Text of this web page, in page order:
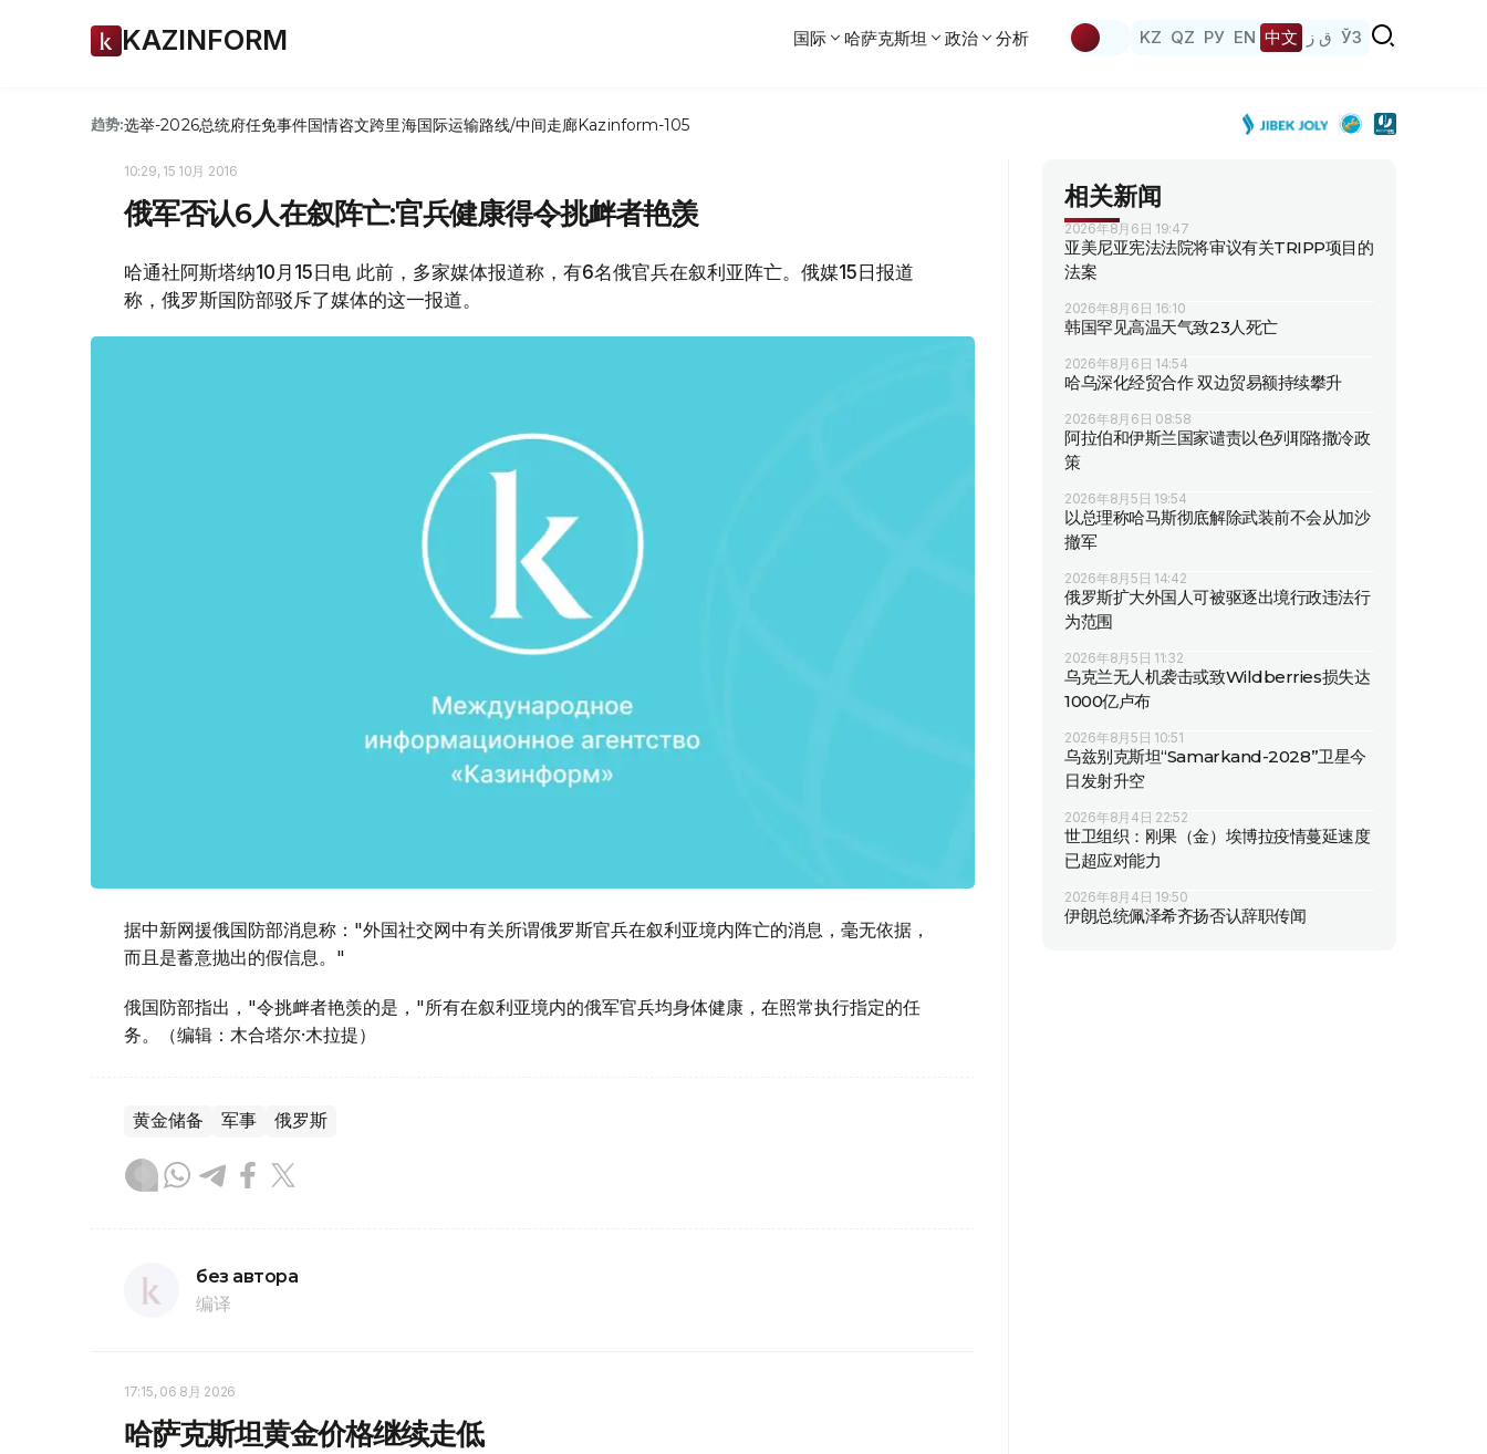
KAZINFORM 国际 哈萨克斯坦 政治 分析 KZ QZ РУ EN 中文 ق ز ЎЗ
趋势:选举-2026总统府任免事件国情咨文跨里海国际运输路线/中间走廊Kazinform-105
10:29, 15 10月 2016
俄军否认6人在叙阵亡:官兵健康得令挑衅者艳羡
哈通社阿斯塔纳10月15日电 此前，多家媒体报道称，有6名俄官兵在叙利亚阵亡。俄媒15日报道
称，俄罗斯国防部驳斥了媒体的这一报道。
据中新网援俄国防部消息称："外国社交网中有关所谓俄罗斯官兵在叙利亚境内阵亡的消息，毫无依据，
而且是蓄意抛出的假信息。"
俄国防部指出，"令挑衅者艳羡的是，"所有在叙利亚境内的俄军官兵均身体健康，在照常执行指定的任
务。（编辑：木合塔尔·木拉提）
黄金储备 军事 俄罗斯
без автора
编译
17:15, 06 8月 2026
哈萨克斯坦黄金价格继续走低
相关新闻
2026年8月6日 19:47
亚美尼亚宪法法院将审议有关TRIPP项目的
法案
2026年8月6日 16:10
韩国罕见高温天气致23人死亡
2026年8月6日 14:54
哈乌深化经贸合作 双边贸易额持续攀升
2026年8月6日 08:58
阿拉伯和伊斯兰国家谴责以色列耶路撒冷政
策
2026年8月5日 19:54
以总理称哈马斯彻底解除武装前不会从加沙
撤军
2026年8月5日 14:42
俄罗斯扩大外国人可被驱逐出境行政违法行
为范围
2026年8月5日 11:32
乌克兰无人机袭击或致Wildberries损失达
1000亿卢布
2026年8月5日 10:51
乌兹别克斯坦“Samarkand-2028”卫星今
日发射升空
2026年8月4日 22:52
世卫组织：刚果（金）埃博拉疫情蔓延速度
已超应对能力
2026年8月4日 19:50
伊朗总统佩泽希齐扬否认辞职传闻